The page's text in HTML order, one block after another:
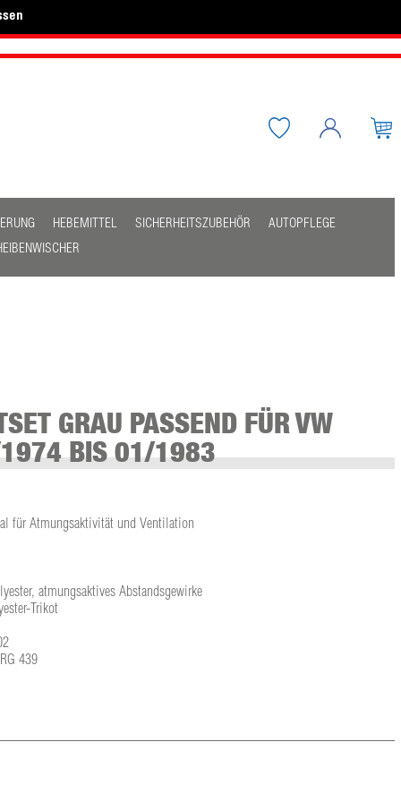
HEBEMITTEL SICHERHEITSZUBEHÖR
AUTOPFLEGE
GRAU PASSEND FÜR VW
1974 BIS 01/1983
für Atmungsaktivität und Ventilation
atmungsaktives Abstandsgewirke
Trikot
439